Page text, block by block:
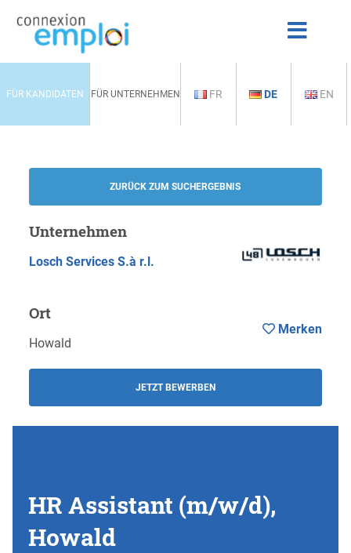
FÜR KANDIDATEN FÜR UNTERNEHMEN FR DE EN
ZURÜCK ZUM SUCHERGEBNIS
Unternehmen
Losch Services S.à r.l.
Ort
Howald
JETZT BEWERBEN
Merken
HR Assistant (m/w/d),
Howald